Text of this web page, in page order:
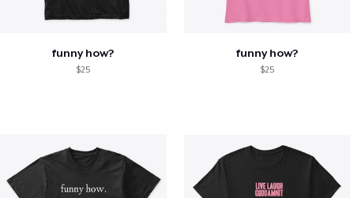
funny how?
$25
funny how?
$25